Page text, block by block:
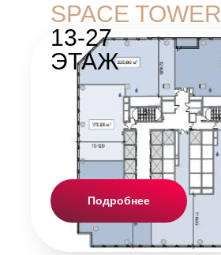
SPACE TOWER
13-27
ЭТАЖ
Подробнее